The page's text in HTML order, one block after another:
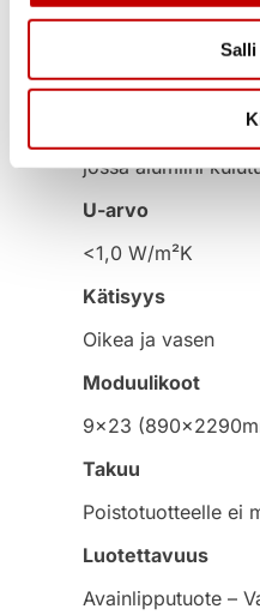
Kirkas,
Karmi ja kynnys
sävyinen lakattu
jossa alumiini
U-arvo
<1,0 W/m²K
Kätisyys
Oikea ja vasen
Moduulikoot
9×23
Takuu
Poistotuotteelle ei
Luotettavuus
Avainlipputuote –